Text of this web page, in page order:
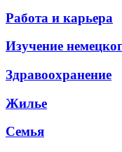
Работа и карьера
Изучение
Здравоохранение
Жилье
Семья